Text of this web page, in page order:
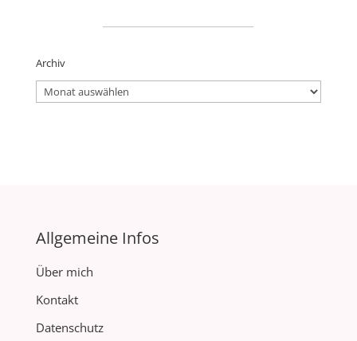
Archiv
Archiv
Allgemeine Infos
Über mich
Kontakt
Datenschutz